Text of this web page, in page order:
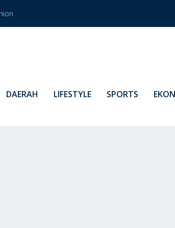
DAERAH LIFESTYLE SPORTS